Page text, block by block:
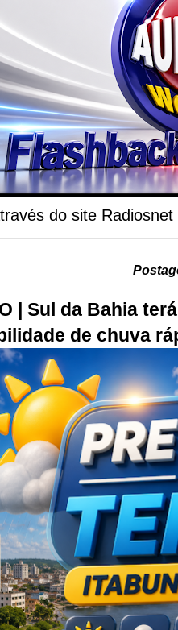
do site Radiosnet
| Sul da Bahia
de chuva